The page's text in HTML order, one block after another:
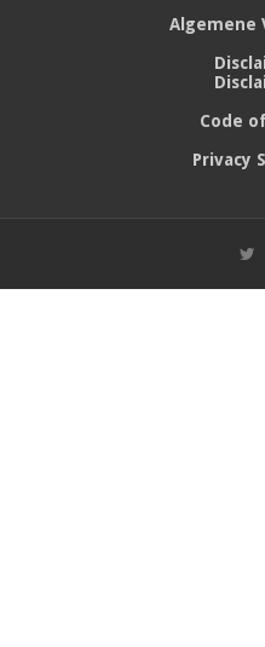
Algemene
Code
Privacy